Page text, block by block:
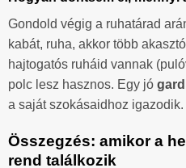
Gondold végig a ruhatárad
kabát, ruha, akkor több
hajtogatós ruháid vannak
polc lesz hasznos. Egy jó
a saját szokásaidhoz igazodik.
Összegzés: amikor a
rend találkozik